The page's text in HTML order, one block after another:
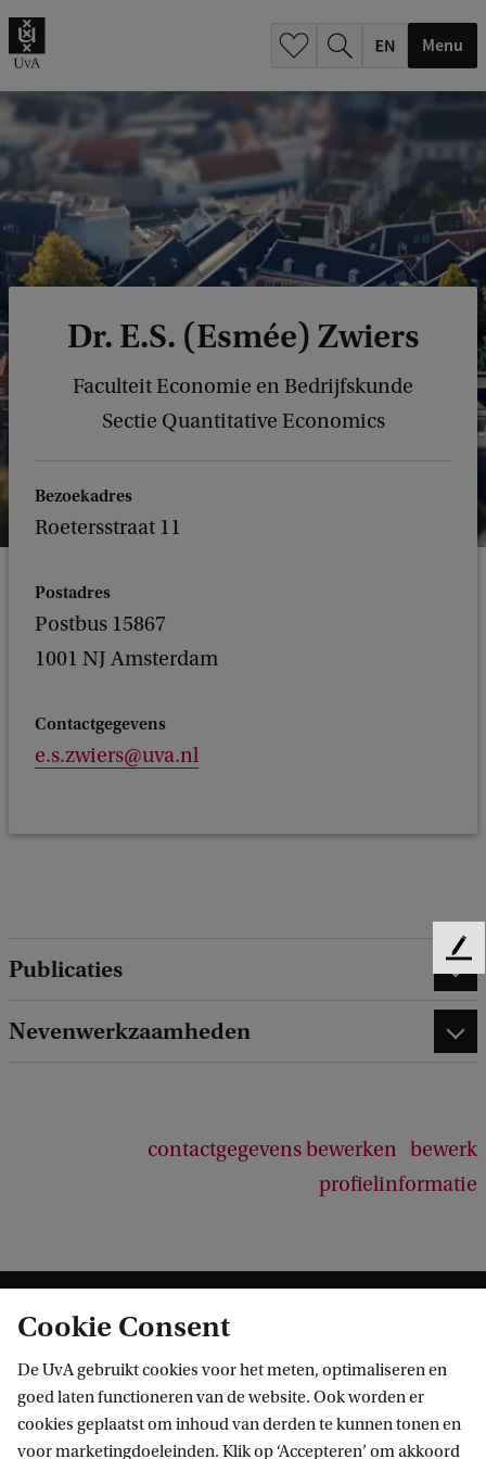
Menu
Dr. E.S. (Esmée) Zwiers
Faculteit Economie en Bedrijfskunde
Sectie Quantitative Economics
Bezoekadres
Roetersstraat 11
Postadres
Postbus 15867
1001 NJ Amsterdam
Contactgegevens
e.s.zwiers@uva.nl
Publicaties
Nevenwerkzaamheden
contactgegevens bewerken bewerk
profielinformatie
Informatie voor
Cookie Consent
De UvA gebruikt cookies voor het meten, optimaliseren en
goed laten functioneren van de website. Ook worden er
cookies geplaatst om inhoud van derden te kunnen tonen en
voor marketingdoeleinden. Klik op ‘Accepteren’ om akkoord
F
e
d
b